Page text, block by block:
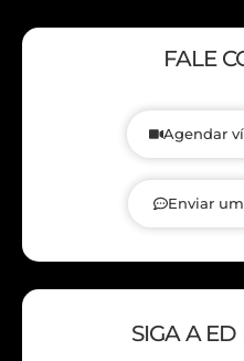
FALE
Agendar
Enviar
SIGA A ED